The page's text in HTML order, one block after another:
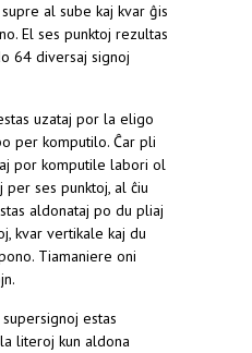
al sube kaj kvar ĝis
El ses punktoj rezultas
64 diversaj signoj
uzataj por la eligo
per komputilo. Ĉar pli
por komputile labori ol
ses punktoj, al ĉiu
aldonataj po du pliaj
kvar vertikale kaj du
Tiamaniere oni
estas
literoj kun aldona